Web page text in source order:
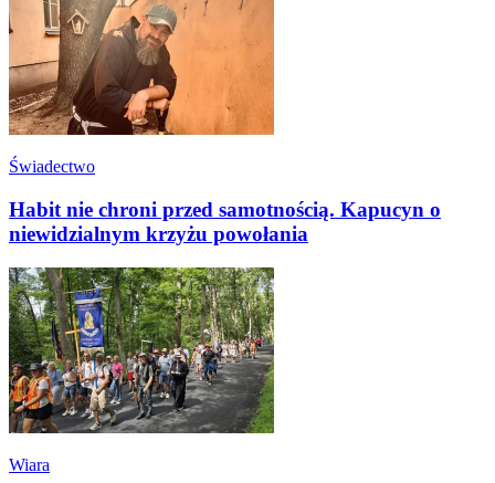
Świadectwo
Habit nie chroni przed samotnością. Kapucyn o
niewidzialnym krzyżu powołania
Wiara